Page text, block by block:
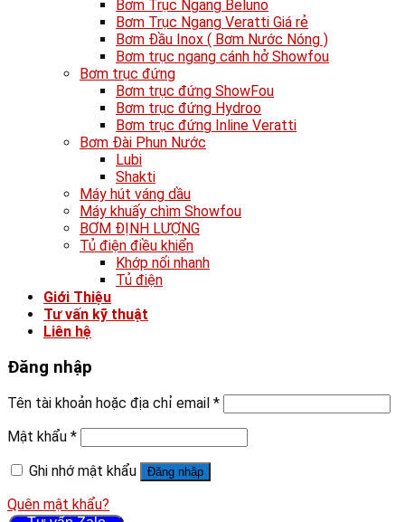
Bơm Trục Ngang Beluno
Bơm Trục Ngang Veratti Giá rẻ
Bơm Đầu Inox ( Bơm Nước Nóng )
Bơm trục ngang cánh hở Showfou
Bơm trục đứng
Bơm trục đứng ShowFou
Bơm trục đứng Hydroo
Bơm trục đứng Inline Veratti
Bơm Đài Phun Nước
Lubi
Shakti
Máy hút váng dầu
Máy khuấy chìm Showfou
BƠM ĐỊNH LƯỢNG
Tủ điện điều khiển
Khớp nối nhanh
Tủ điện
Giới Thiệu
Tư vấn kỹ thuật
Liên hệ
Đăng nhập
Tên tài khoản hoặc địa chỉ email *
Mật khẩu *
Ghi nhớ mật khẩu
Đăng nhập
Quên mật khẩu?